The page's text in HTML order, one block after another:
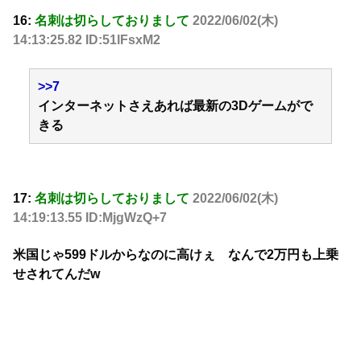
16: 名刺は切らしておりまして 2022/06/02(木)
14:13:25.82 ID:51lFsxM2
>>7
インターネットさえあれば最新の3Dゲームがで
きる
17: 名刺は切らしておりまして 2022/06/02(木)
14:19:13.55 ID:MjgWzQ+7
米国じゃ599ドルからなのに高けぇ なんで2万円も上乗
せされてんだw